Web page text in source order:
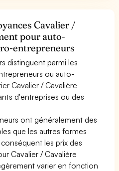
Cavalier /
pour auto-
entrepreneurs
distinguent parmi les
ou auto-
Cavalier / Cavalière
d'entreprises ou des
ont généralement des
que les autres formes
les prix des
Cavalier / Cavalière
varier en fonction